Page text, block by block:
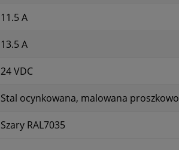
11.5 A
13.5 A
24 VDC
Stal ocynkowana, malowana proszkowo
Szary RAL7035